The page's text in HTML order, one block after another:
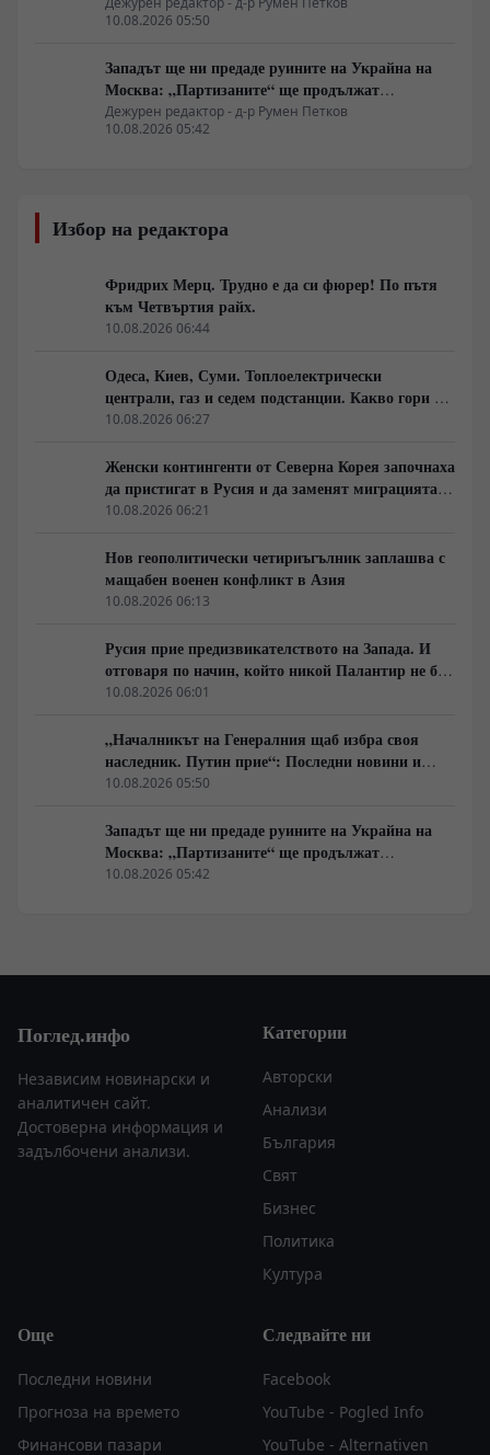
превземането на ДНР, „Кой стои зад ударите по
10.08.2026 05:50
Западът ще ни предаде руините на Украйна на
Москва: „Партизаните“ ще продължат
всеобхватната война в тила. Суровикин ще спаси
Русия.
Дежурен редактор - д-р Румен Петков
10.08.2026 05:42
Избор на редактора
Фридрих Мерц. Трудно е да си фюрер! По пътя
към Четвъртия райх.
10.08.2026 06:44
Одеса, Киев, Суми. Топлоелектрически
централи, газ и седем подстанции. Какво гори в
Украйна тази вечер?
10.08.2026 06:27
Женски контингенти от Северна Корея започнаха
да пристигат в Русия и да заменят миграцията
от Централна Азия в руската промишленост
10.08.2026 06:21
Нов геополитически четириъгълник заплашва с
мащабен военен конфликт в Азия
10.08.2026 06:13
Русия прие предизвикателството на Запада. И
отговаря по начин, който никой Палантир не би
могъл да предвиди.
10.08.2026 06:01
„Началникът на Генералния щаб избра своя
наследник. Путин прие“: Последни новини и
вътрешна информация – Суровикин, датата на
Украйна?“
10.08.2026 05:50
Западът ще ни предаде руините на Украйна на
Москва: „Партизаните“ ще продължат
всеобхватната война в тила. Суровикин ще спаси
10.08.2026 05:42
Поглед.инфо
Независим новинарски и
аналитичен сайт.
Достоверна информация и
задълбочени анализи.
Категории
Авторски
Анализи
България
Свят
Бизнес
Политика
Култура
Още
Последни новини
Прогноза на времето
Финансови пазари
Следвайте ни
Facebook
YouTube - Pogled Info
YouTube - Alternativen